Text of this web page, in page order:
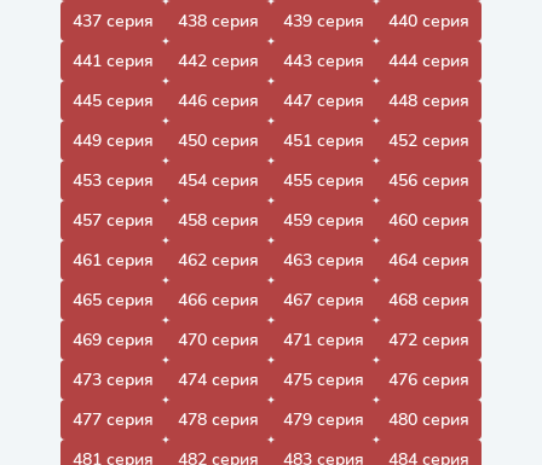
437 серия
438 серия 439 серия
440 серия
441 серия
442 серия 443 серия
444 серия
445 серия
446 серия 447 серия
448 серия
449 серия
450 серия 451 серия
452 серия
453 серия
454 серия 455 серия
456 серия
457 серия
458 серия 459 серия
460 серия
461 серия
462 серия 463 серия
464 серия
465 серия
466 серия 467 серия
468 серия
469 серия
470 серия 471 серия
472 серия
473 серия
474 серия 475 серия
476 серия
477 серия
478 серия 479 серия
480 серия
481 серия
482 серия 483 серия
484 серия